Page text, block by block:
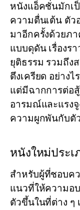
หนังแอ็คชั่นมักเ
ความตื่นเต้น ตัว
มาอีกครั้งด้วยภา
แบบดุดัน เรื่องร
ยุติธรรม รวมถึง
ตึงเครียด อย่าง
แต่มีฉากการต่อ
อารมณ์และแรง
ความผูกพันกับตั
หนังใหม่ประ
สำหรับผู้ที่ชอบค
แนวที่ให้ความอ
ตัวขึ้นในที่ต่าง ๆ